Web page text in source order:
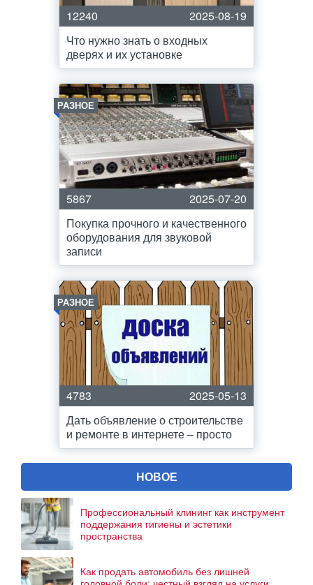
12240
2025-08-19
Что нужно знать о входных
дверях и их установке
РАЗНОЕ
5867
2025-07-20
Покупка прочного и качественного
оборудования для звуковой
записи
РАЗНОЕ
4783
2025-05-13
Дать объявление о строительстве
и ремонте в интернете – просто
НОВОЕ
Профессиональный клининг как инструмент
поддержания гигиены и эстетики
пространства
Как продать автомобиль без лишней